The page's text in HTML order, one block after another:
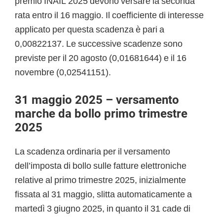
rata entro il 16 maggio. Il coefficiente di interesse
applicato per questa scadenza è pari a
0,00822137. Le successive scadenze sono
previste per il 20 agosto (0,01681644) e il 16
novembre (0,02541151).
31 maggio 2025 – versamento
marche da bollo primo trimestre
2025
La scadenza ordinaria per il versamento
dell’imposta di bollo sulle fatture elettroniche
relative al primo trimestre 2025, inizialmente
fissata al 31 maggio, slitta automaticamente a
martedì 3 giugno 2025, in quanto il 31 cade di